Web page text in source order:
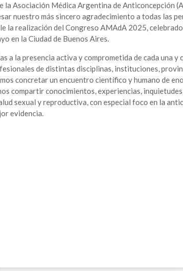
la Asociación Médica Argentina de Anticoncepción
nuestro más sincero agradecimiento a todas las
la realización del Congreso AMAdA 2025,
en la Ciudad de Buenos Aires.
a la presencia activa y comprometida de cada una y
de distintas disciplinas, instituciones,
concretar un encuentro científico y humano de
compartir conocimientos, experiencias,
sexual y reproductiva, con especial foco en la
evidencia.